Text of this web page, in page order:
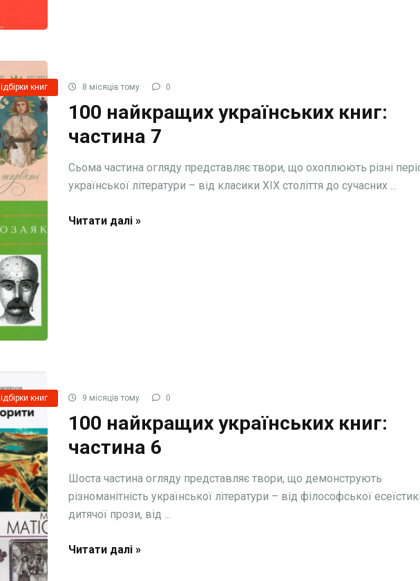
книг 8 місяців тому 0
100 найкращих українських книг:
частина 7
Сьома частина огляду представляє твори, що охоплюють різні
української літератури – від класики XIX століття до сучасних ...
Читати далі »
книг 9 місяців тому 0
100 найкращих українських книг:
частина 6
Шоста частина огляду представляє твори, що демонструють
різноманітність української літератури – від філософської
дитячої прози, від ...
Читати далі »